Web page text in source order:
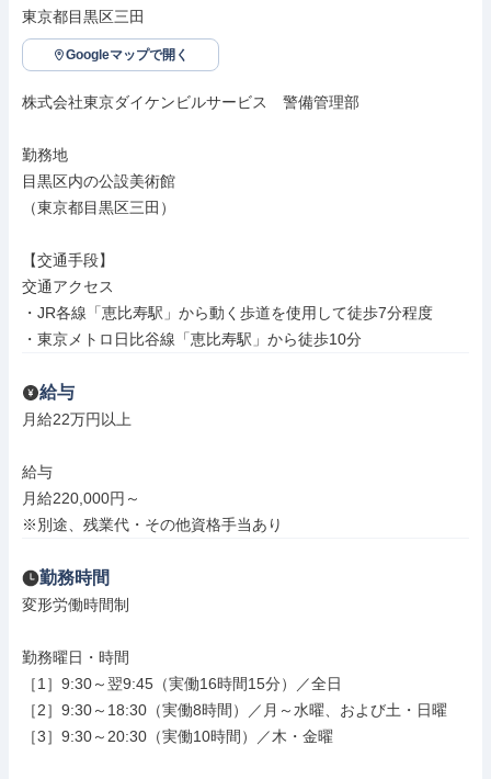
東京都目黒区三田
Googleマップで開く
株式会社東京ダイケンビルサービス　警備管理部
勤務地
目黒区内の公設美術館
（東京都目黒区三田）
【交通手段】
交通アクセス
・JR各線「恵比寿駅」から動く歩道を使用して徒歩7分程度
・東京メトロ日比谷線「恵比寿駅」から徒歩10分
給与
月給22万円以上
給与
月給220,000円～
※別途、残業代・その他資格手当あり
勤務時間
変形労働時間制
勤務曜日・時間
［1］9:30～翌9:45（実働16時間15分）／全日
［2］9:30～18:30（実働8時間）／月～水曜、および土・日曜
［3］9:30～20:30（実働10時間）／木・金曜